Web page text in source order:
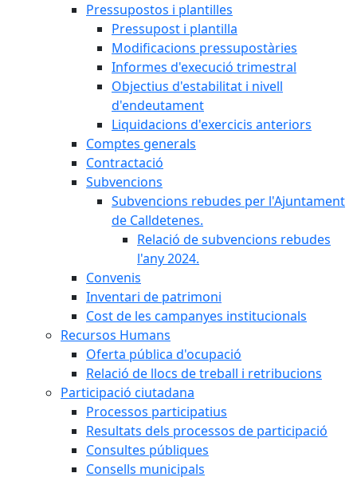
Pressupostos i plantilles
Pressupost i plantilla
Modificacions pressupostàries
Informes d'execució trimestral
Objectius d'estabilitat i nivell
d'endeutament
Liquidacions d'exercicis anteriors
Comptes generals
Contractació
Subvencions
Subvencions rebudes per l'Ajuntament
de Calldetenes.
Relació de subvencions rebudes
l'any 2024.
Convenis
Inventari de patrimoni
Cost de les campanyes institucionals
Recursos Humans
Oferta pública d'ocupació
Relació de llocs de treball i retribucions
Participació ciutadana
Processos participatius
Resultats dels processos de participació
Consultes públiques
Consells municipals